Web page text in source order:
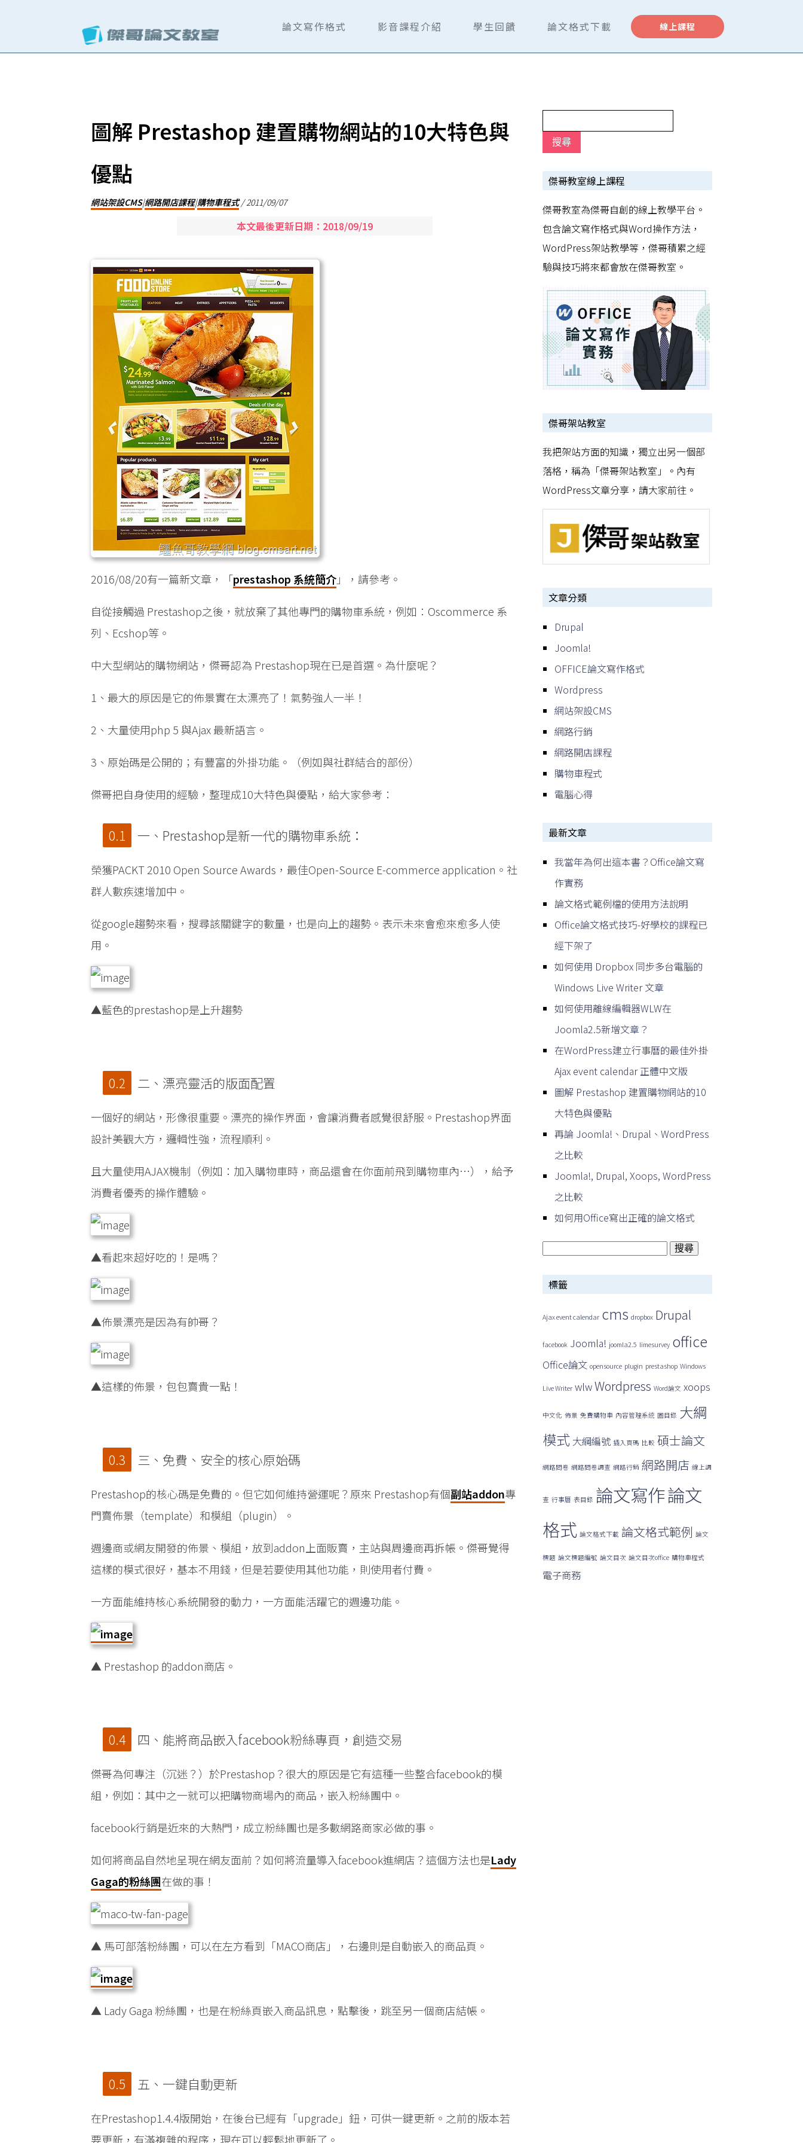
論文寫作格式 影音課程介紹 學生回饋 論文格式下載 線上課程
圖解 Prestashop 建置購物網站的10大特色與
優點
網站架設CMS|網路開店課程|購物車程式/2011/09/07
本文最後更新日期： 2018/09/19
2016/08/20有一篇新文章，「prestashop 系統簡介」，請參考。
自從接觸過 Prestashop之後，就放棄了其他專門的購物車系統，例如：Oscommerce 系
列、Ecshop等。
中大型網站的購物網站，傑哥認為 Prestashop現在已是首選。為什麼呢？
1、最大的原因是它的佈景實在太漂亮了！氣勢強人一半！
2、大量使用php 5 與Ajax 最新語言。
3、原始碼是公開的；有豐富的外掛功能。（例如與社群結合的部份）
傑哥把自身使用的經驗，整理成10大特色與優點，給大家參考：
一、Prestashop是新一代的購物車系統：
榮獲PACKT 2010 Open Source Awards，最佳Open-Source E-commerce application。社
群人數疾速增加中。
從google趨勢來看，搜尋該關鍵字的數量，也是向上的趨勢。表示未來會愈來愈多人使
用。
▲藍色的prestashop是上升趨勢
二、漂亮靈活的版面配置
一個好的網站，形像很重要。漂亮的操作界面，會讓消費者感覺很舒服。Prestashop界面
設計美觀大方，邏輯性強，流程順利。
且大量使用AJAX機制（例如：加入購物車時，商品還會在你面前飛到購物車內…），給予
消費者優秀的操作體驗。
▲看起來超好吃的！是嗎？
▲佈景漂亮是因為有帥哥？
▲這樣的佈景，包包賣貴一點！
三、免費、安全的核心原始碼
Prestashop的核心碼是免費的。但它如何維持營運呢？原來 Prestashop有個副站addon專
門賣佈景（template）和模組（plugin）。
週邊商或網友開發的佈景、模組，放到addon上面販賣，主站與周邊商再拆帳。傑哥覺得
這樣的模式很好，基本不用錢，但是若要使用其他功能，則使用者付費。
一方面能維持核心系統開發的動力，一方面能活躍它的週邊功能。
▲ Prestashop 的addon商店。
四、能將商品嵌入facebook粉絲專頁，創造交易
傑哥為何專注（沉迷？）於Prestashop？很大的原因是它有這種一些整合facebook的模
組，例如：其中之一就可以把購物商場內的商品，嵌入粉絲團中。
facebook行銷是近來的大熱門，成立粉絲團也是多數網路商家必做的事。
如何將商品自然地呈現在網友面前？如何將流量導入facebook進網店？這個方法也是Lady
Gaga的粉絲團在做的事！
▲ 馬可部落粉絲團，可以在左方看到「MACO商店」，右邊則是自動嵌入的商品頁。
▲ Lady Gaga 粉絲團，也是在粉絲頁嵌入商品訊息，點擊後，跳至另一個商店結帳。
五、一鍵自動更新
在Prestashop1.4.4版開始，在後台已經有「upgrade」鈕，可供一鍵更新。之前的版本若
要更新，有滿複雜的程序，現在可以輕鬆地更新了。
傑哥教室線上課程
傑哥教室為傑哥自創的線上教學平台。
包含論文寫作格式與Word操作方法，
WordPress架站教學等，傑哥積累之經
驗與技巧將來都會放在傑哥教室。
傑哥架站教室
我把架站方面的知識，獨立出另一個部
落格，稱為「傑哥架站教室」。內有
WordPress文章分享，請大家前往。
文章分類
Drupal
Joomla!
OFFICE論文寫作格式
Wordpress
網站架設CMS
網路行銷
網路開店課程
購物車程式
電腦心得
最新文章
我當年為何出這本書？Office論文寫
作實務
論文格式範例檔的使用方法說明
Office論文格式技巧-好學校的課程已
經下架了
如何使用 Dropbox 同步多台電腦的
Windows Live Writer 文章
如何使用離線編輯器WLW在
Joomla2.5新增文章？
在WordPress建立行事曆的最佳外掛
Ajax event calendar 正體中文版
圖解 Prestashop 建置購物網站的10
大特色與優點
再論 Joomla!、Drupal、WordPress
之比較
Joomla!, Drupal, Xoops, WordPress
之比較
如何用Office寫出正確的論文格式
搜
關
字:
標籤
Ajax event calendar cms dropbox Drupal
facebook Joomla! joomla2.5 limesurvey office
Office論文 opensource plugin prestashop Windows
Live Writer wlwWordpress Word論文 xoops
中文化 佈景 免費購物車 內容管理系統 圖目錄 大綱
模式 大綱編號 插入頁碼 比較 碩士論文
網路問卷 網路問卷調查 網路行銷 網路開店 線上調
查 行事曆 表目錄 論文寫作論文
格式 論文格式下載 論文格式範例 論文
標題 論文標題編號 論文目次 論文目次office 購物車程式
電子商務